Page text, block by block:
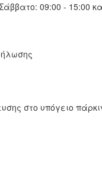
09:00 - 15:00
στο υπόγειο